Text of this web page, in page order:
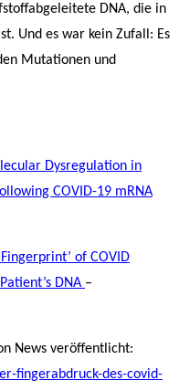
DNA, die in
Und es war kein Zufall: Es
Mutationen und
Dysregulation in
COVID-19 mRNA
of COVID
DNA –
News veröffentlicht:
fingerabdruck-des-covid-